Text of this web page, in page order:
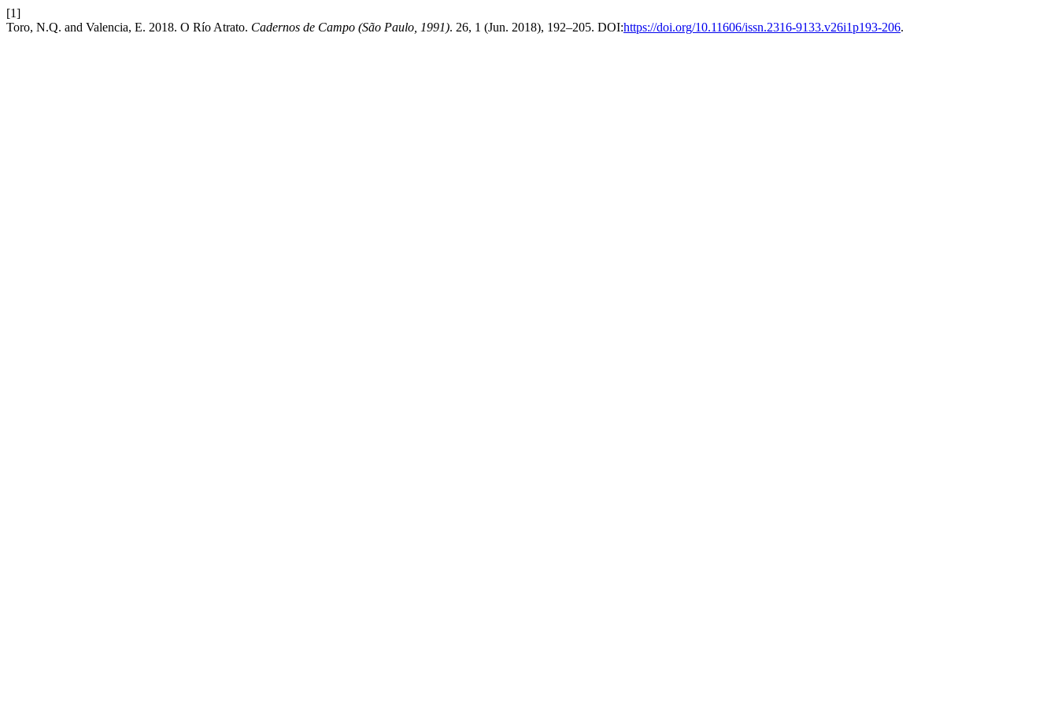
[1]
Toro, N.Q. and Valencia, E. 2018. O Río Atrato. Cadernos de Campo (São Paulo, 1991). 26, 1 (Jun. 2018), 192–205. DOI:https://doi.org/10.11606/issn.2316-9133.v26i1p193-206.